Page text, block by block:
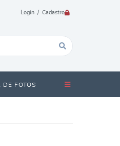
Login / Cadastro
FOTOS